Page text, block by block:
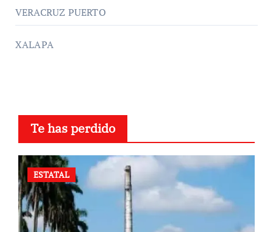
VERACRUZ PUERTO
XALAPA
Te has perdido
ESTATAL